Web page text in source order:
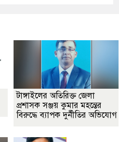
টাঙ্গাইলের অতিরিক্ত জেলা
প্রশাসক সঞ্জয় কুমার মহন্তের
বিরুদ্ধে ব্যাপক দুর্নীতির অভিযোগ